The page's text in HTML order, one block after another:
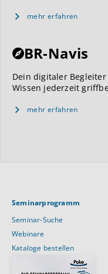
mehr erfahren
BR-Navis
Dein digitaler
Wissen jederzeit
mehr erfahren
Seminarprogramm
Seminar-Suche
Webinare
Kataloge bestellen